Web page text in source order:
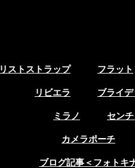
リストストラップ フラット
リビエラ ブライデ
ミラノ セン
カメラポーチ
ブログ記事＜フォトキ